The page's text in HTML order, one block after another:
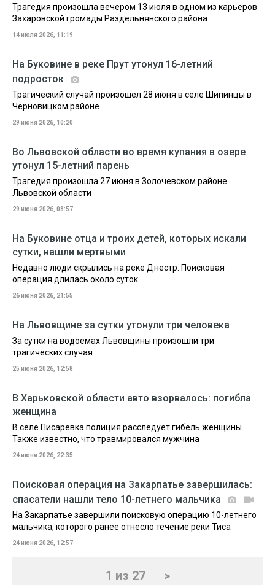
Трагедия произошла вечером 13 июля в одном из карьеров
Захаровской громады Раздельнянского района
14 июля 2026, 11:19
На Буковине в реке Прут утонул 16-летний
подросток
Трагический случай произошел 28 июня в селе Шипинцы в
Черновицком районе
29 июня 2026, 10:20
Во Львовской области во время купания в озере
утонул 15-летний парень
Трагедия произошла 27 июня в Золочевском районе
Львовской области
29 июня 2026, 08:57
На Буковине отца и троих детей, которых искали
сутки, нашли мертвыми
Недавно люди скрылись на реке Днестр. Поисковая
операция длилась около суток
26 июня 2026, 21:55
На Львовщине за сутки утонули три человека
За сутки на водоемах Львовщины произошли три
трагических случая
25 июня 2026, 12:58
В Харьковской области авто взорвалось: погибла
женщина
В селе Писаревка полиция расследует гибель женщины.
Также известно, что травмировался мужчина
24 июня 2026, 22:35
Поисковая операция на Закарпатье завершилась:
спасатели нашли тело 10-летнего мальчика
На Закарпатье завершили поисковую операцию 10-летнего
мальчика, которого ранее отнесло течение реки Тиса
24 июня 2026, 12:57
1 из 27 >